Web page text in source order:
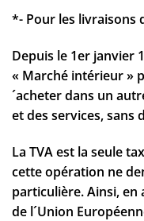
*- Pour les livraisons
Depuis le 1er janvier
« Marché intérieur »
´acheter dans un
et des services, sans
La TVA est la seule
cette opération ne
particulière. Ainsi, en
de l´Union